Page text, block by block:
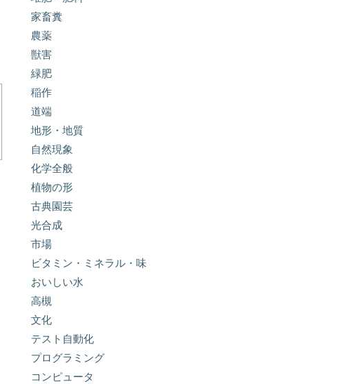
家畜糞
農薬
獣害
緑肥
稲作
道端
地形・地質
自然現象
化学全般
植物の形
古典園芸
光合成
市場
ビタミン・ミネラル・味
おいしい水
高槻
文化
テスト自動化
プログラミング
コンピュータ